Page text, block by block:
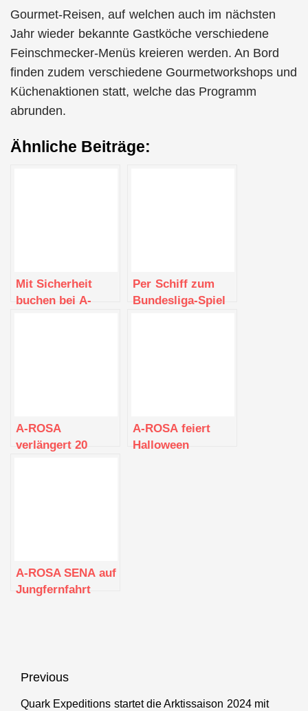
Gourmet-Reisen, auf welchen auch im nächsten
Jahr wieder bekannte Gastköche verschiedene
Feinschmecker-Menüs kreieren werden. An Bord
finden zudem verschiedene Gourmetworkshops und
Küchenaktionen statt, welche das Programm
abrunden.
Ähnliche Beiträge:
Mit Sicherheit
buchen bei A-
Per Schiff zum
Bundesliga-Spiel
A-ROSA
verlängert 20
A-ROSA feiert
Halloween
A-ROSA SENA auf
Jungfernfahrt
Beitragsnavigation
Previous
Previous
Quark Expeditions startet die Arktissaison 2024 mit